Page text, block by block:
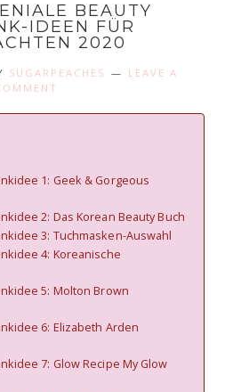
BEAUTY
IDEEN FÜR
2020
SUGARPEACHES
LEAVE A
1: Geek & Gorgeous
2: Das Korean Beauty Buch
3: Tuchmasken-Auswahl
4: Koreanische
5: Molton Brown
6: Elizabeth Arden
7: Glow Recipe My Glow